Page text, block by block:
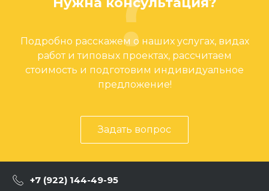
Подробно расскажем о наших услугах, видах
работ и типовых проектах, рассчитаем
стоимость и подготовим индивидуальное
предложение!
Задать вопрос
+7 (922) 144-49-95